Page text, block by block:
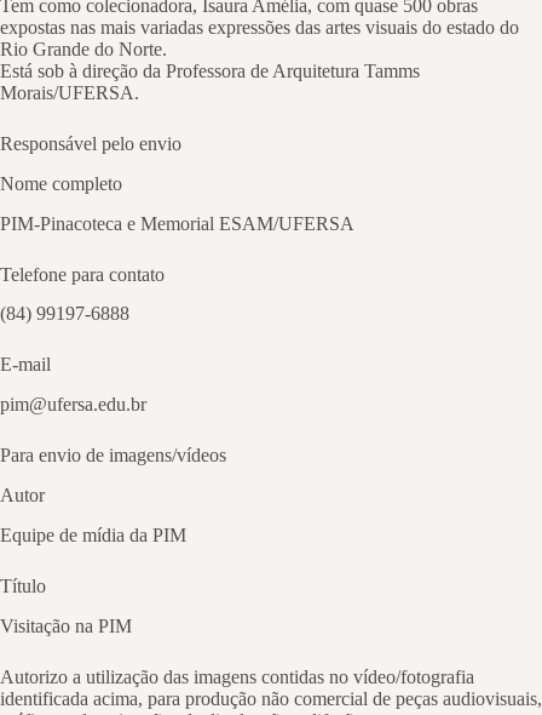
Tem como colecionadora, Isaura Amélia, com quase 500 obras
expostas nas mais variadas expressões das artes visuais do estado do
Rio Grande do Norte.
Está sob à direção da Professora de Arquitetura Tamms
Morais/UFERSA.
Responsável pelo envio
Nome completo
PIM-Pinacoteca e Memorial ESAM/UFERSA
Telefone para contato
(84) 99197-6888
E-mail
pim@ufersa.edu.br
Para envio de imagens/vídeos
Autor
Equipe de mídia da PIM
Título
Visitação na PIM
Autorizo a utilização das imagens contidas no vídeo/fotografia
identificada acima, para produção não comercial de peças audiovisuais,